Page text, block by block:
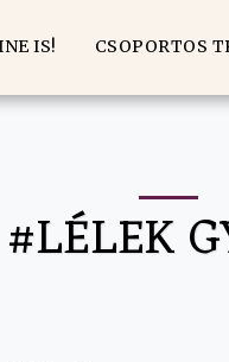
IS! CSOPORTOS